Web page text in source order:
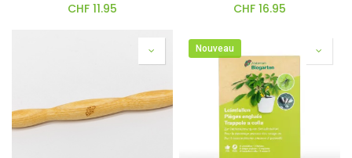
CHF 11.95 CHF 16.95
Nouveau